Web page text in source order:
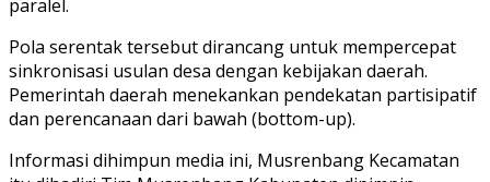
paralel.
Pola serentak tersebut dirancang untuk mempercepat
sinkronisasi usulan desa dengan kebijakan daerah.
Pemerintah daerah menekankan pendekatan partisipatif
dan perencanaan dari bawah (bottom-up).
Informasi dihimpun media ini, Musrenbang Kecamatan